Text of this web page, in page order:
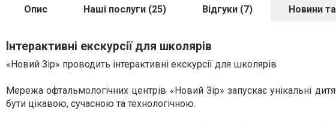
Опис Наші послуги (25) Відгуки (7) Новини
Інтерактивні екскурсії для школярів
«Новий Зір» проводить інтерактивні екскурсії для школярів
Мережа офтальмологічних центрів «Новий Зір» запускає унікальні
бути цікавою, сучасною та технологічною.